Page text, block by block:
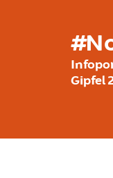
Gipfel